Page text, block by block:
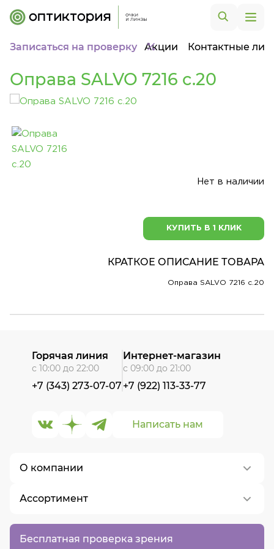
Записаться на проверку Акции Контактные
Оправа SALVO 7216 c.20
Нет в наличии
КУПИТЬ В 1 КЛИК
КРАТКОЕ ОПИСАНИЕ ТОВАРА
Оправа SALVO 7216 c.20
Бесплатная проверка зрения
О компании
О нас
Контакты
Вакансии
Ассортимент
Написать нам
Горячая линия
с 10:00 до 22:00
+7 (343) 273-07-07
Интернет-магазин
с 09:00 до 21:00
+7 (922) 113-33-77